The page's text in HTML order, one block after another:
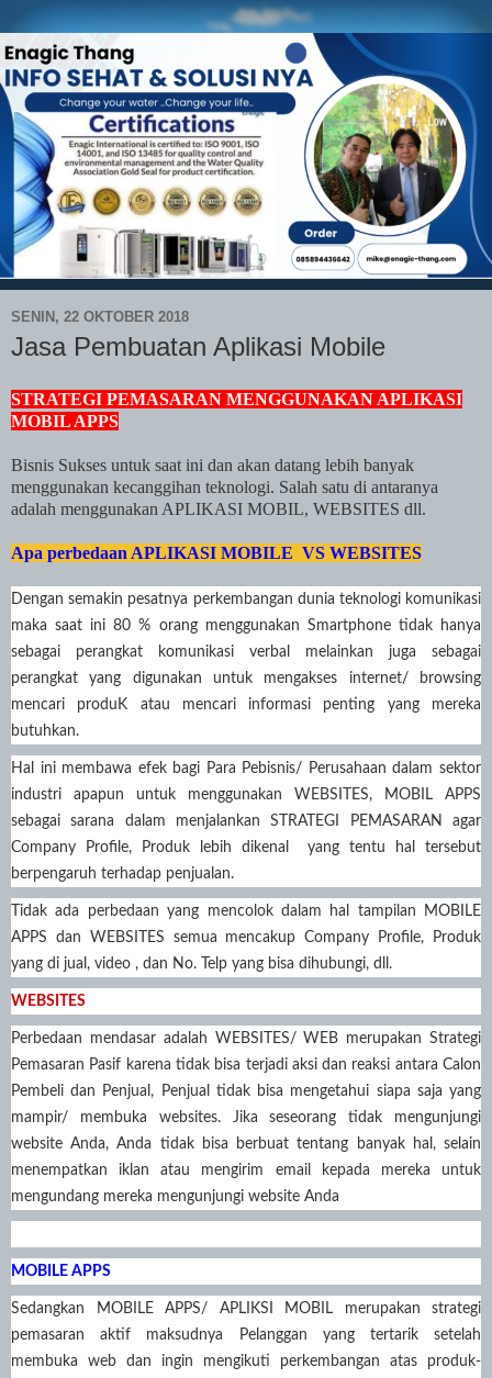
SENIN, 22 OKTOBER 2018
Jasa Pembuatan Aplikasi Mobile
STRATEGI PEMASARAN MENGGUNAKAN APLIKASI
MOBIL APPS
Bisnis Sukses untuk saat ini dan akan datang lebih banyak
menggunakan kecanggihan teknologi. Salah satu di antaranya
adalah menggunakan APLIKASI MOBIL, WEBSITES dll.
Apa perbedaan APLIKASI MOBILE VS WEBSITES
Dengan semakin pesatnya perkembangan dunia teknologi komunikasi
maka saat ini 80 % orang menggunakan Smartphone tidak hanya
sebagai perangkat komunikasi verbal melainkan juga sebagai
perangkat yang digunakan untuk mengakses internet/ browsing
mencari produK atau mencari informasi penting yang mereka
butuhkan.
Hal ini membawa efek bagi Para Pebisnis/ Perusahaan dalam sektor
industri apapun untuk menggunakan WEBSITES, MOBIL APPS
sebagai sarana dalam menjalankan STRATEGI PEMASARAN agar
Company Profile, Produk lebih dikenal yang tentu hal tersebut
berpengaruh terhadap penjualan.
Tidak ada perbedaan yang mencolok dalam hal tampilan MOBILE
APPS dan WEBSITES semua mencakup Company Profile, Produk
yang di jual, video , dan No. Telp yang bisa dihubungi, dll.
WEBSITES
Perbedaan mendasar adalah WEBSITES/ WEB merupakan Strategi
Pemasaran Pasif karena tidak bisa terjadi aksi dan reaksi antara Calon
Pembeli dan Penjual, Penjual tidak bisa mengetahui siapa saja yang
mampir/ membuka websites. Jika seseorang tidak mengunjungi
website Anda, Anda tidak bisa berbuat tentang banyak hal, selain
menempatkan iklan atau mengirim email kepada mereka untuk
mengundang mereka mengunjungi website Anda
MOBILE APPS
Sedangkan MOBILE APPS/ APLIKSI MOBIL merupakan strategi
pemasaran aktif maksudnya Pelanggan yang tertarik setelah
membuka web dan ingin mengikuti perkembangan atas produk-